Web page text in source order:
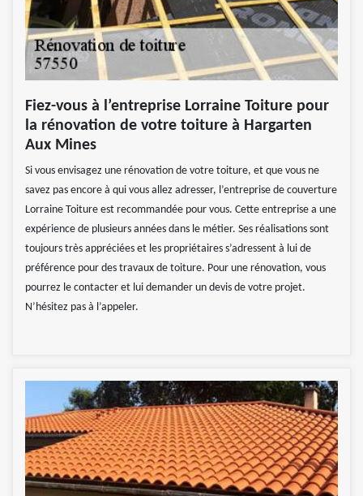
Fiez-vous à l’entreprise Lorraine Toiture pour
la rénovation de votre toiture à Hargarten
Aux Mines
Si vous envisagez une rénovation de votre toiture, et que vous ne
savez pas encore à qui vous allez adresser, l’entreprise de couverture
Lorraine Toiture est recommandée pour vous. Cette entreprise a une
expérience de plusieurs années dans le métier. Ses réalisations sont
toujours très appréciées et les propriétaires s’adressent à lui de
préférence pour des travaux de toiture. Pour une rénovation, vous
pourrez le contacter et lui demander un devis de votre projet.
N’hésitez pas à l’appeler.